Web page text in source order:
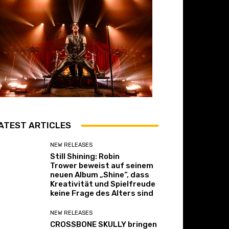
ARTICLES
NEW RELEASES
Still Shining: Robin
Trower beweist auf seinem
neuen Album „Shine“, dass
Kreativität und Spielfreude
keine Frage des Alters sind
NEW RELEASES
CROSSBONE SKULLY bringen